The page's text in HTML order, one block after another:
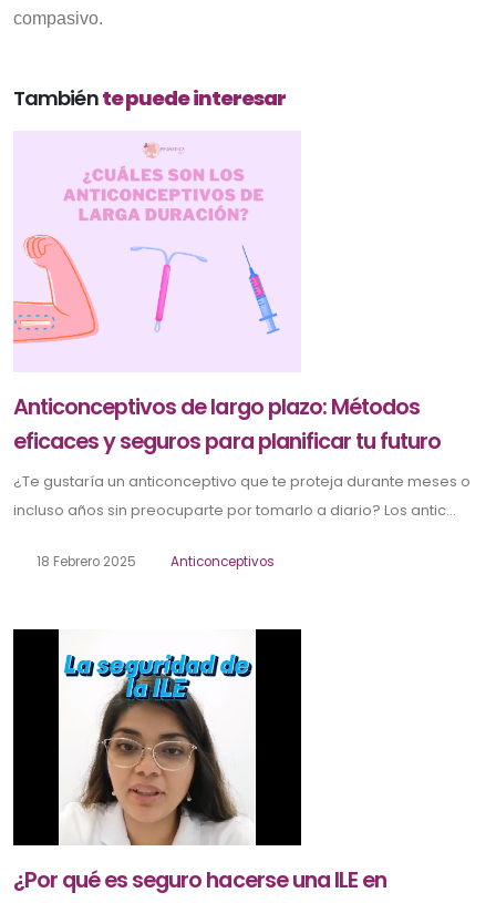
compasivo.
Tambiénte puede interesar
Anticonceptivos de largo plazo: Métodos
eficaces y seguros para planificar tu futuro
¿Te gustaría un anticonceptivo que te proteja durante meses o
incluso años sin preocuparte por tomarlo a diario? Los antic...
18 Febrero 2025 Anticonceptivos
¿Por qué es seguro hacerse una ILE en